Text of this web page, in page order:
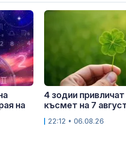
на
4 зодии
късмет на 7
22:12 • 06.08.26